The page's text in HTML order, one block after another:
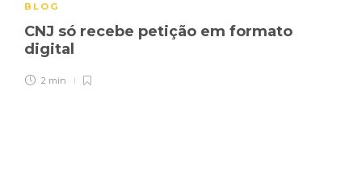
BLOG
CNJ só recebe petição em formato
digital
2 min